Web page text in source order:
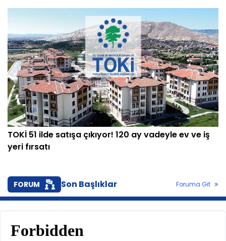
TOKİ 51 ilde satışa çıkıyor! 120 ay vadeyle ev ve iş
yeri fırsatı
FORUM Son Başlıklar Foruma Git